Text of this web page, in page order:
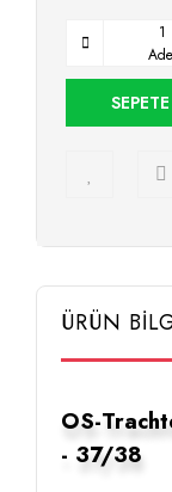
ÜRÜN
OS-
- 37/38